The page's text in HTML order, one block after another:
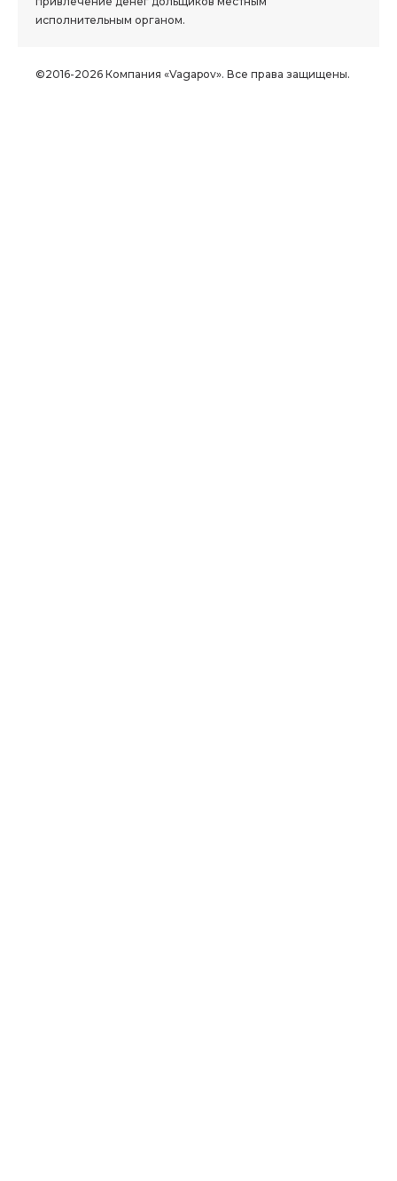
исполнительным органом.
©2016-2026 Компания «Vagapov». Все права защищены.